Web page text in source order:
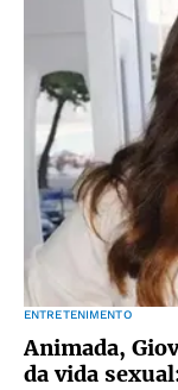
ENTRETENIMENTO
Animada,
da vida